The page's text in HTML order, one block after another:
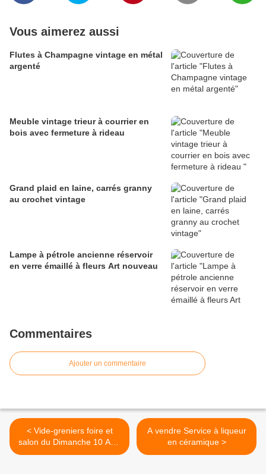
Vous aimerez aussi
Flutes à Champagne vintage en métal
argenté
Meuble vintage trieur à courrier en
bois avec fermeture à rideau
Grand plaid en laine, carrés granny
au crochet vintage
Lampe à pétrole ancienne réservoir
en verre émaillé à fleurs Art nouveau
Commentaires
Ajouter un commentaire
< Vide-greniers foire et
salon du Dimanche 10 Avril
2011
A vendre Service à liqueur
en céramique >